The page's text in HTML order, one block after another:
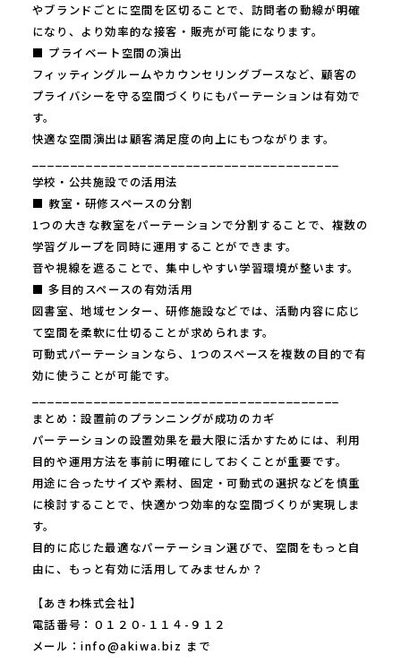
やブランドごとに空間を区切ることで、訪問者の動線が明確
になり、より効率的な接客・販売が可能になります。
■ プライベート空間の演出
フィッティングルームやカウンセリングブースなど、顧客の
プライバシーを守る空間づくりにもパーテーションは有効で
す。
快適な空間演出は顧客満足度の向上にもつながります。
学校・公共施設での活用法
■ 教室・研修スペースの分割
1つの大きな教室をパーテーションで分割することで、複数の
学習グループを同時に運用することができます。
音や視線を遮ることで、集中しやすい学習環境が整います。
■ 多目的スペースの有効活用
図書室、地域センター、研修施設などでは、活動内容に応じ
て空間を柔軟に仕切ることが求められます。
可動式パーテーションなら、1つのスペースを複数の目的で有
効に使うことが可能です。
まとめ：設置前のプランニングが成功のカギ
パーテーションの設置効果を最大限に活かすためには、利用
目的や運用方法を事前に明確にしておくことが重要です。
用途に合ったサイズや素材、固定・可動式の選択などを慎重
に検討することで、快適かつ効率的な空間づくりが実現しま
す。
目的に応じた最適なパーテーション選びで、空間をもっと自
由に、もっと有効に活用してみませんか？
【あきわ株式会社】
電話番号：０１２０-１１４-９１２
メール：info@akiwa.biz まで